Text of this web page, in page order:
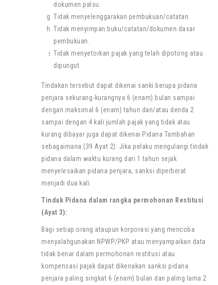
dokumen palsu.
Tidak menyelenggarakan pembukuan/catatan.
Tidak menyimpan buku/catatan/dokumen dasar
pembukuan.
Tidak menyetorkan pajak yang telah dipotong atau
dipungut.
Tindakan tersebut dapat dikenai sanki berupa pidana
penjara sekurang-kurangnya 6 (enam) bulan sampai
dengan maksimal 6 (enam) tahun dan/atau denda 2
sampai dengan 4 kali jumlah pajak yang tidak atau
kurang dibayar juga dapat dikenai Pidana Tambahan
sebagaimana (39 Ayat 2): Jika pelaku mengulangi tindak
pidana dalam waktu kurang dari 1 tahun sejak
menyelesaikan pidana penjara, sanksi diperberat
menjadi dua kali.
Tindak Pidana dalam rangka permohonan Restitusi
(Ayat 3):
Bagi setiap orang ataupun korporasi yang mencoba
menyalahgunakan NPWP/PKP atau menyampaikan data
tidak benar dalam permohonan restitusi atau
kompensasi pajak dapat dikenakan sanksi pidana
penjara paling singkat 6 (enam) bulan dan paling lama 2